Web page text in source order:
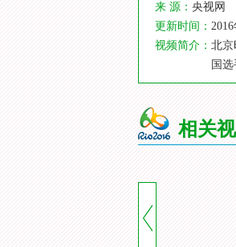
来 源： 央视网
更新时间：
视频简介： 北京
国
相关